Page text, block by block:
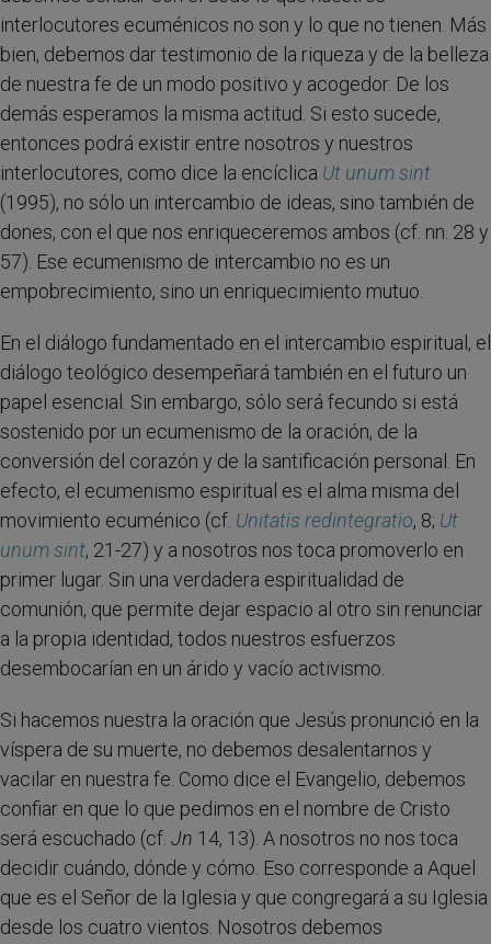
interlocutores ecuménicos no son y lo que no tienen. Más
bien, debemos dar testimonio de la riqueza y de la belleza
de nuestra fe de un modo positivo y acogedor. De los
demás esperamos la misma actitud. Si esto sucede,
entonces podrá existir entre nosotros y nuestros
interlocutores, como dice la encíclica Ut unum sint
(1995), no sólo un intercambio de ideas, sino también de
dones, con el que nos enriqueceremos ambos (cf. nn. 28 y
57). Ese ecumenismo de intercambio no es un
empobrecimiento, sino un enriquecimiento mutuo.
En el diálogo fundamentado en el intercambio espiritual, el
diálogo teológico desempeñará también en el futuro un
papel esencial. Sin embargo, sólo será fecundo si está
sostenido por un ecumenismo de la oración, de la
conversión del corazón y de la santificación personal. En
efecto, el ecumenismo espiritual es el alma misma del
movimiento ecuménico (cf. Unitatis redintegratio, 8; Ut
unum sint, 21-27) y a nosotros nos toca promoverlo en
primer lugar. Sin una verdadera espiritualidad de
comunión, que permite dejar espacio al otro sin renunciar
a la propia identidad, todos nuestros esfuerzos
desembocarían en un árido y vacío activismo.
Si hacemos nuestra la oración que Jesús pronunció en la
víspera de su muerte, no debemos desalentarnos y
vacilar en nuestra fe. Como dice el Evangelio, debemos
confiar en que lo que pedimos en el nombre de Cristo
será escuchado (cf. Jn 14, 13). A nosotros no nos toca
decidir cuándo, dónde y cómo. Eso corresponde a Aquel
que es el Señor de la Iglesia y que congregará a su Iglesia
desde los cuatro vientos. Nosotros debemos